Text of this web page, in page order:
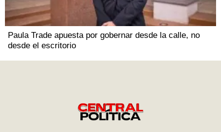
Paula Trade apuesta por gobernar desde la calle, no
desde el escritorio